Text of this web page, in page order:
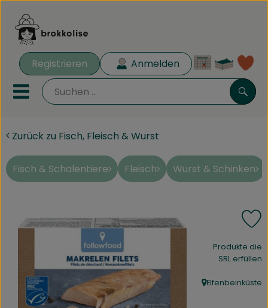
Registrieren Anmelden
Mobiles Menu öffnen oder
Biokisten
Rezeptkisten
Aus der Region
Obst & Gemüse
Kühltheke
Speisekammer
Zurück zu Fisch, Fleisch & Wurst
Fisch & Schalentiere Fleisch Wurst & Schinken
, Verband:
Produkte die
SRL erfüllen
.
, Herkunft:
Elfenbeinküste